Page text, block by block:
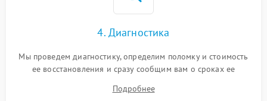
4. Диагностика
Мы проведем диагностику, определим поломку и стоимость
ее восстановления и сразу сообщим вам о сроках ее
Подробнее